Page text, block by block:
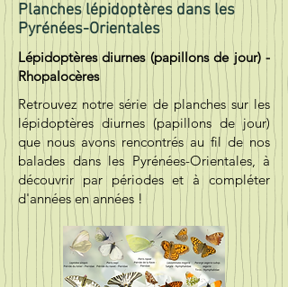
Planches lépidoptères dans les
Pyrénées-Orientales
Lépidoptères diurnes (papillons de jour) -
Rhopalocères
Retrouvez notre série de planches sur les
lépidoptères diurnes (papillons de jour)
que nous avons rencontrés au fil de nos
balades dans les Pyrénées-Orientales, à
découvrir par périodes et à compléter
d'années en années !